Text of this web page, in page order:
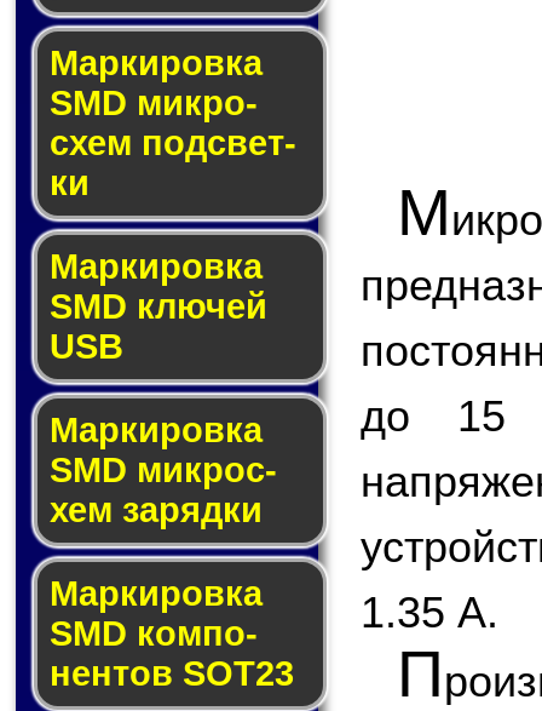
Маркировка
SMD мик­ро­
схем под­свет­
ки
Маркировка
SMD клю­чей
USB
Маркировка
SMD мик­рос­
хем за­ряд­ки
Маркировка
SMD ком­по­
нен­тов SOT23
М
до 15
1.35 A.
П